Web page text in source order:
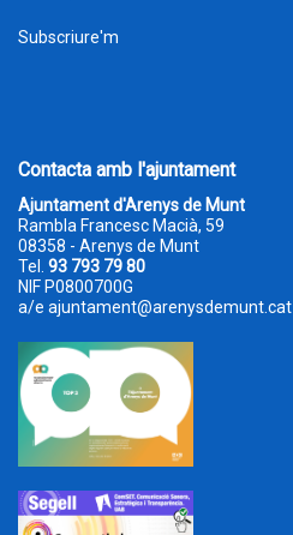
Subscriure'm
Contacta amb l'ajuntament
Ajuntament d'Arenys de Munt
Rambla Francesc Macià, 59
08358 - Arenys de Munt
Tel. 93 793 79 80
NIF P0800700G
a/e ajuntament@arenysdemunt.cat